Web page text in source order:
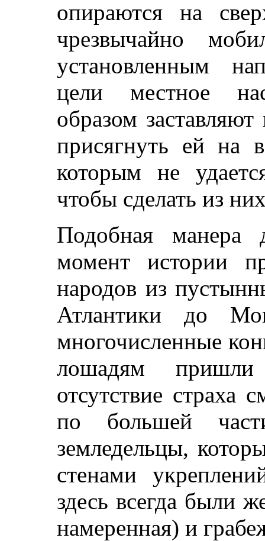
опираются на
чрезвычайно
установленным
цели местное
образом
присягнуть ей на
которым не
чтобы сделать из
Подобная
момент истории
народов из
Атлантики до
многочисленные
лошадям
отсутствие страха
по большей
земледельцы,
стенами
здесь всегда были
намеренная) и